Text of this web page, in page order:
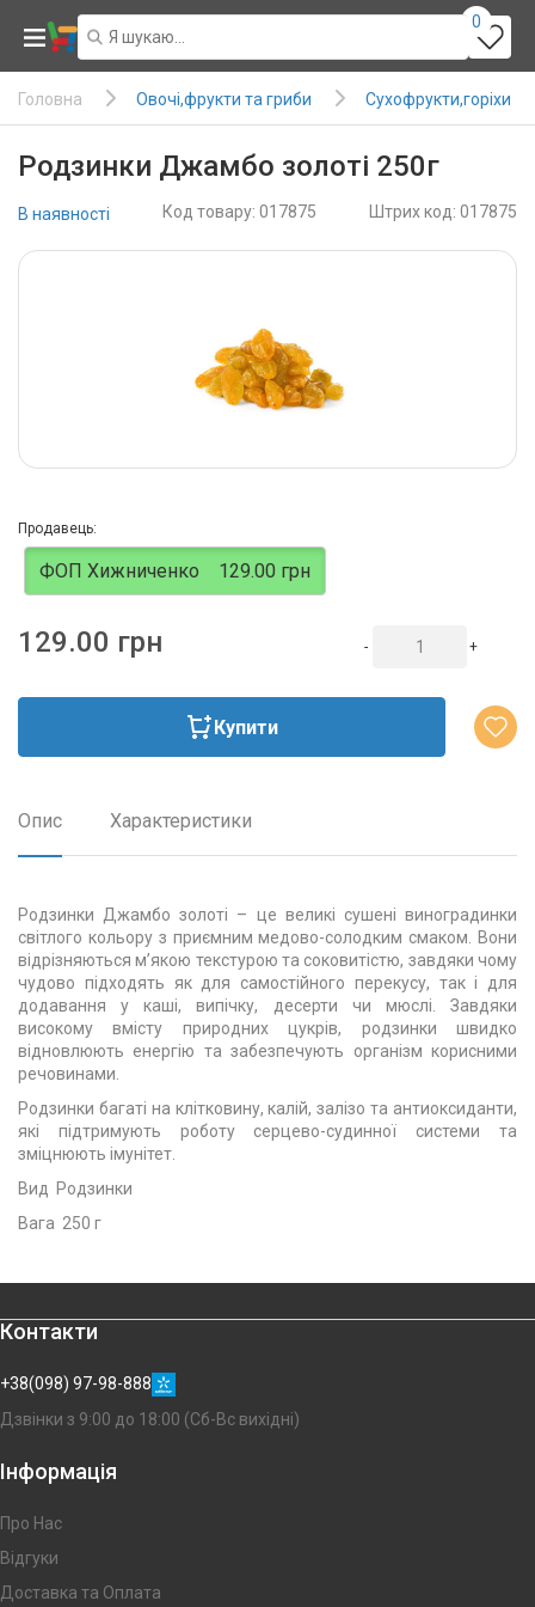
0
Головна Овочі,фрукти та гриби Сухофрукти,горіхи
Родзинки Джамбо золоті 250г
В наявності Код товару: 017875 Штрих код: 017875
Продавець:
ФОП Хижниченко 129.00 грн
129.00 грн - +
Купити
Опис Характеристики
Родзинки Джамбо золоті – це великі сушені виноградинки
світлого кольору з приємним медово-солодким смаком. Вони
відрізняються м’якою текстурою та соковитістю, завдяки чому
чудово підходять як для самостійного перекусу, так і для
додавання у каші, випічку, десерти чи мюслі. Завдяки
високому вмісту природних цукрів, родзинки швидко
відновлюють енергію та забезпечують організм корисними
речовинами.
Родзинки багаті на клітковину, калій, залізо та антиоксиданти,
які підтримують роботу серцево-судинної системи та
зміцнюють імунітет.
Вид Родзинки
Вага 250 г
Контакти
+38(098) 97-98-888
Дзвінки з 9:00 до 18:00 (Сб-Вс вихідні)
Інформація
Про Нас
Відгуки
Доставка та Оплата